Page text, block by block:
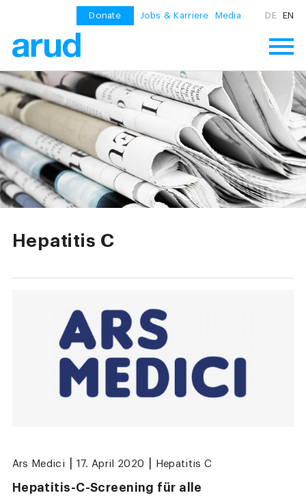
Donate Jobs & Karriere Media DE EN
Hepatitis C
Ars Medici 17. April 2020 Hepatitis C
Hepatitis-C-Screening für alle